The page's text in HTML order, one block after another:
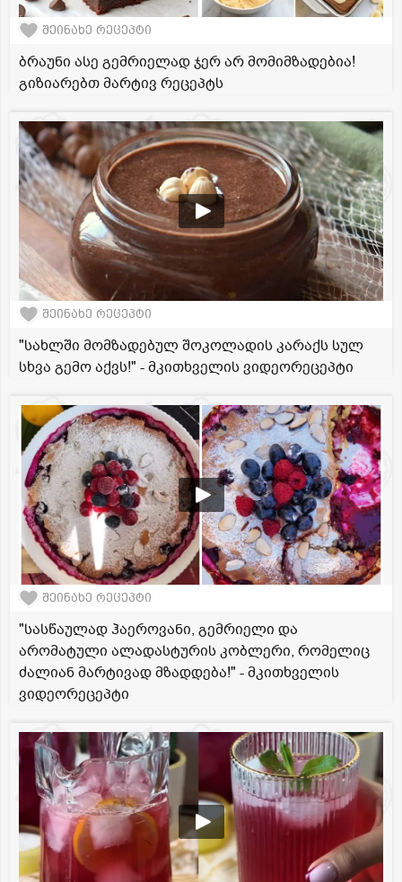
შეინახე რეცეპტი
ბრაუნი ასე გემრიელად ჯერ არ მომიმზადებია!
გიზიარებთ მარტივ რეცეპტს
შეინახე რეცეპტი
"სახლში მომზადებულ შოკოლადის კარაქს სულ
სხვა გემო აქვს!" - მკითხველის ვიდეორეცეპტი
შეინახე რეცეპტი
"სასწაულად ჰაეროვანი, გემრიელი და
არომატული ალადასტურის კობლერი, რომელიც
ძალიან მარტივად მზადდება!" - მკითხველის
ვიდეორეცეპტი